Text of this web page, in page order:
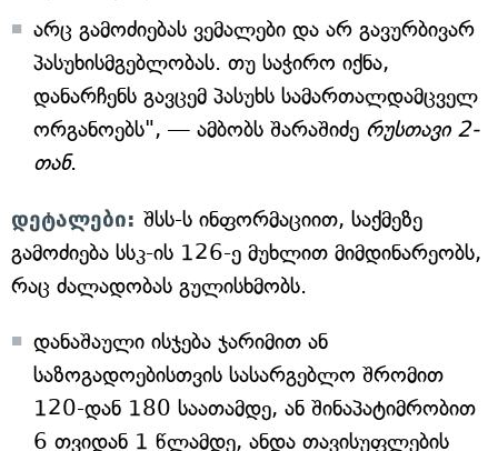
არც გამოძიებას ვემალები და არ გავურბივარ
პასუხისმგებლობას. თუ საჭირო იქნა,
დანარჩენს გავცემ პასუხს სამართალდამცველ
ორგანოებს", — ამბობს შარაშიძე რუსთავი 2-
თან.
დეტალები: შსს-ს ინფორმაციით, საქმეზე
გამოძიება სსკ-ის 126-ე მუხლით მიმდინარეობს,
რაც ძალადობას გულისხმობს.
დანაშაული ისჯება ჯარიმით ან
საზოგადოებისთვის სასარგებლო შრომით
120-დან 180 საათამდე, ან შინაპატიმრობით
6 თვიდან 1 წლამდე, ანდა თავისუფლების